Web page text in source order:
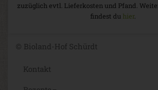
zuzüglich evtl. Lieferkosten und Pfand.
findest du hier.
© Bioland-Hof Schürdt
Kontakt